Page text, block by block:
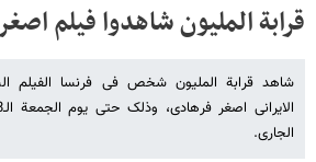
قرابة الملیون شاهدوا فیلم
شاهد قرابة الملیون شخص فی فرنسا الفیلم
الجاری.